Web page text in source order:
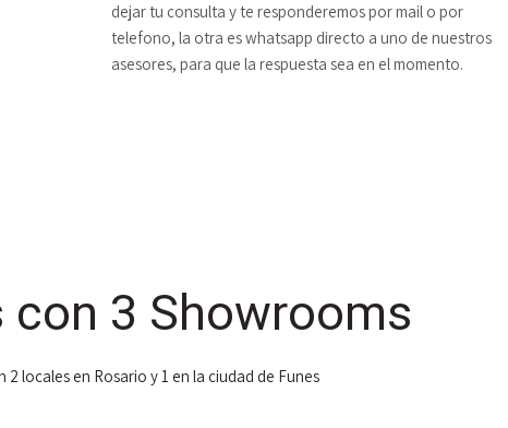
dejar tu consulta y te responderemos por mail o por
telefono, la otra es whatsapp directo a uno de nuestros
asesores, para que la respuesta sea en el momento.
con 3 Showrooms
2 locales en Rosario y 1 en la ciudad de Funes